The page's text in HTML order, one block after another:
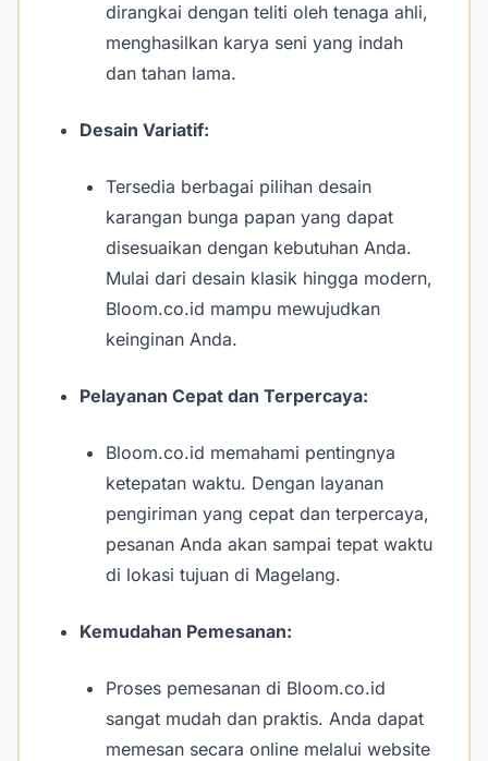
dirangkai dengan teliti oleh tenaga ahli,
menghasilkan karya seni yang indah
dan tahan lama.
Desain Variatif:
Tersedia berbagai pilihan desain
karangan bunga papan yang dapat
disesuaikan dengan kebutuhan Anda.
Mulai dari desain klasik hingga modern,
Bloom.co.id mampu mewujudkan
keinginan Anda.
Pelayanan Cepat dan Terpercaya:
Bloom.co.id memahami pentingnya
ketepatan waktu. Dengan layanan
pengiriman yang cepat dan terpercaya,
pesanan Anda akan sampai tepat waktu
di lokasi tujuan di Magelang.
Kemudahan Pemesanan:
Proses pemesanan di Bloom.co.id
sangat mudah dan praktis. Anda dapat
memesan secara online melalui website